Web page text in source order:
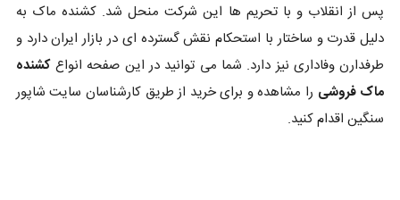
پس از انقلاب و با تحریم ها این شرکت منحل شد. کشنده ماک به
دلیل قدرت و ساختار با استحکام نقش گسترده ای در بازار ایران دارد و
طرفدارن وفاداری نیز دارد. شما می توانید در این صفحه انواعکشنده
ماک فروشی را مشاهده و برای خرید از طریق کارشناسان سایت شاپور
سنگین اقدام کنید.